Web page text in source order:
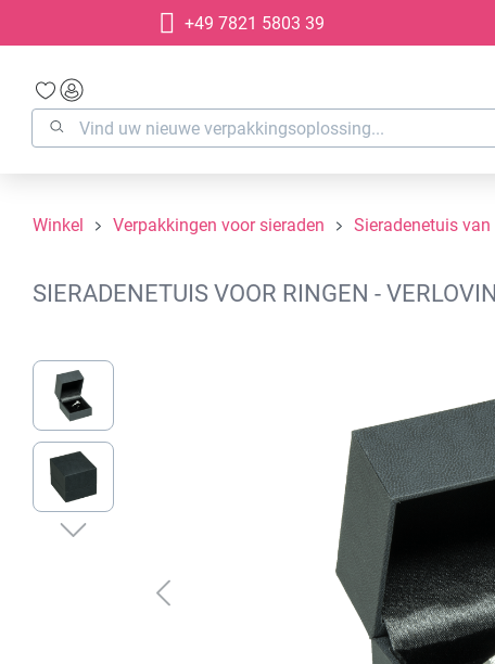
Ga naar de hoofdnavigatie
+49 7821 5803 39
Winkel Verpakkingen voor sieraden Sieradenetuis
SIERADENETUIS VOOR RINGEN -
Afbeeldingengalerij overslaan